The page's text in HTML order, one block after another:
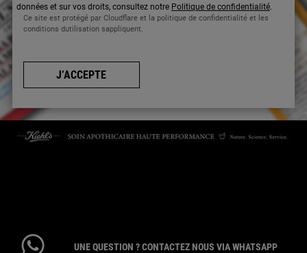
données et sur vos droits, consultez notre Politique de confidentialité.
Ce site est protégé par Cloudflare et la politique de confidentialité et les
conditions dutilisation sappliquent.
J’ACCEPTE
UNE QUESTION ? CONTACTEZ NOUS VIA WHATSAPP